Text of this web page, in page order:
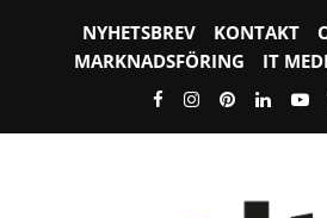
NYHETSBREV KONTAKT
MARKNADSFÖRING
IT